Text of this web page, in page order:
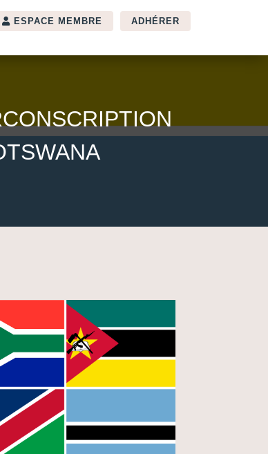
ESPACE MEMBRE ADHÉRER